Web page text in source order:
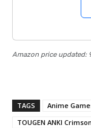
Amazon price updated:
TAGS Anime
TOUGEN ANKI